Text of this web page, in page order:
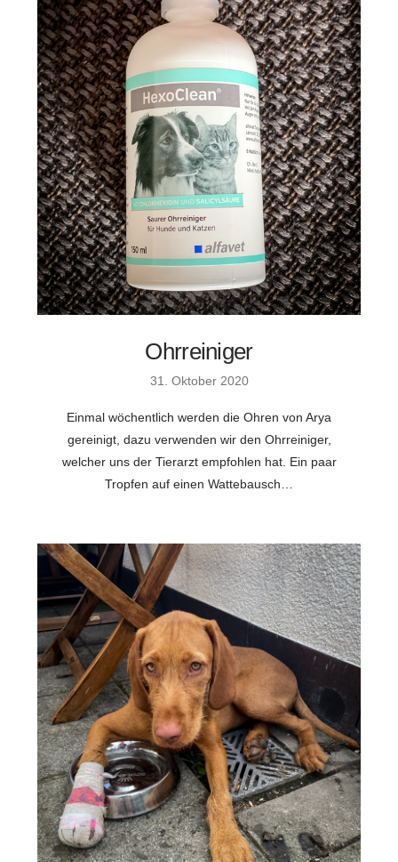
Ohrreiniger
31. Oktober 2020
Einmal wöchentlich werden die Ohren von Arya
gereinigt, dazu verwenden wir den Ohrreiniger,
welcher uns der Tierarzt empfohlen hat. Ein paar
Tropfen auf einen Wattebausch…